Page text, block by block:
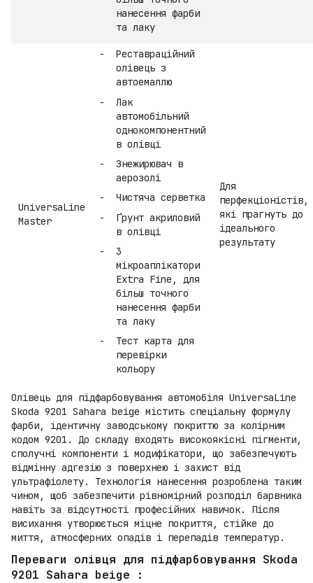
нанесення фарби
та лаку
UniversaLine
Master
Реставраційний
олівець з
автоемаллю
Лак
автомобільний
однокомпонентний
в олівці
Знежирювач в
аерозолі
Чистяча серветка
Ґрунт акриловий
в олівці
3
мікроаплікатори
Extra Fine, для
більш точного
нанесення фарби
та лаку
Тест карта для
перевірки
кольору
Для
перфекціоністів,
які прагнуть до
ідеального
результату
Олівець для підфарбовування автомобіля UniversaLine
Skoda 9201 Sahara beige містить спеціальну формулу
фарби, ідентичну заводському покриттю за колірним
кодом 9201. До складу входять високоякісні пігменти,
сполучні компоненти і модифікатори, що забезпечують
відмінну адгезію з поверхнею і захист від
ультрафіолету. Технологія нанесення розроблена таким
чином, щоб забезпечити рівномірний розподіл барвника
навіть за відсутності професійних навичок. Після
висихання утворюється міцне покриття, стійке до
миття, атмосферних опадів і перепадів температур.
Переваги олівця для підфарбовування Skoda
9201 Sahara beige :